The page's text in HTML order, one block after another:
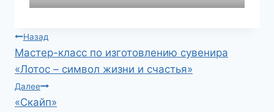
Навигация
по
записям
Назад
Мастер-класс по изготовлению сувенира
«Лотос – символ жизни и счастья»
Далее
«Скайп»